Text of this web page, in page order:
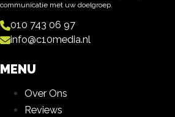
communicatie met uw doelgroep.
010 743 06 97
info@c10media.nl
MENU
Over Ons
Reviews